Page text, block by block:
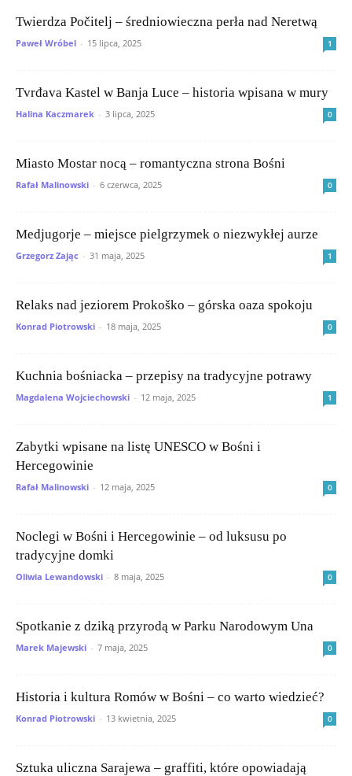
Twierdza Počitelj – średniowieczna perła nad Neretwą
Paweł Wróbel - 15 lipca, 2025 1
Tvrđava Kastel w Banja Luce – historia wpisana w mury
Halina Kaczmarek - 3 lipca, 2025 0
Miasto Mostar nocą – romantyczna strona Bośni
Rafał Malinowski - 6 czerwca, 2025 0
Medjugorje – miejsce pielgrzymek o niezwykłej aurze
Grzegorz Zając - 31 maja, 2025 1
Relaks nad jeziorem Prokoško – górska oaza spokoju
Konrad Piotrowski - 18 maja, 2025 0
Kuchnia bośniacka – przepisy na tradycyjne potrawy
Magdalena Wojciechowski - 12 maja, 2025 1
Zabytki wpisane na listę UNESCO w Bośni i
Hercegowinie
Rafał Malinowski - 12 maja, 2025 0
Noclegi w Bośni i Hercegowinie – od luksusu po
tradycyjne domki
Oliwia Lewandowski - 8 maja, 2025 0
Spotkanie z dziką przyrodą w Parku Narodowym Una
Marek Majewski - 7 maja, 2025 0
Historia i kultura Romów w Bośni – co warto wiedzieć?
Konrad Piotrowski - 13 kwietnia, 2025 0
Sztuka uliczna Sarajewa – graffiti, które opowiadają